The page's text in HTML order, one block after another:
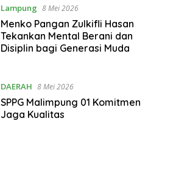
Lampung 8 Mei 2026
Menko Pangan Zulkifli Hasan
Tekankan Mental Berani dan
Disiplin bagi Generasi Muda
DAERAH 8 Mei 2026
SPPG Malimpung 01 Komitmen
Jaga Kualitas